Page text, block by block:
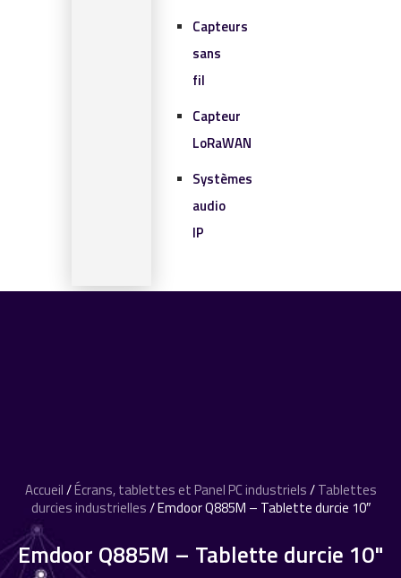
Capteurs
sans
fil
Capteur
LoRaWAN
Systèmes
audio
IP
Accueil/Écrans, tablettes et Panel PC industriels/Tablettes
durcies industrielles/ Emdoor Q885M – Tablette durcie 10″
Emdoor Q885M – Tablette durcie 10"